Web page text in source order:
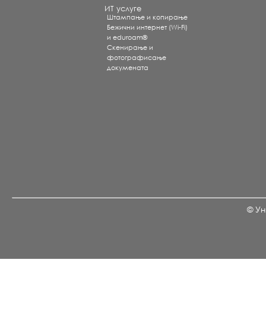
ИТ услуге
Штампање и копирање
Бежични интернет (Wi-Fi)
и eduroam®
Скенирање и
фотографисање
докумената
©